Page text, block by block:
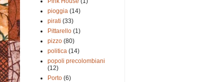
pioggia (14)
pirati (33)
Pittarello (1)
pizzo (80)
politica (14)
popoli precolombiani
(12)
Porto (6)